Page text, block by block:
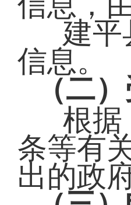
建平
信息。
（二
根据
条等有
出的政